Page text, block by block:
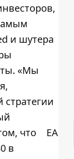
и шутера
«Мы
что
ЕА
в